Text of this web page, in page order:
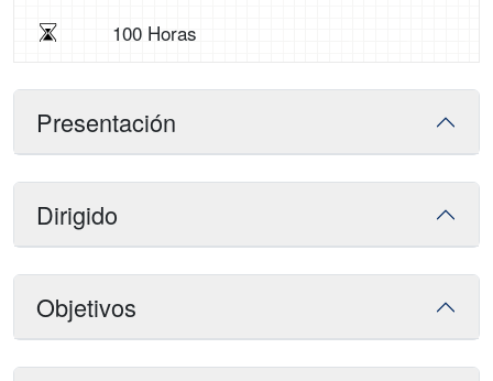
100 Horas
Presentación
Dirigido
Objetivos